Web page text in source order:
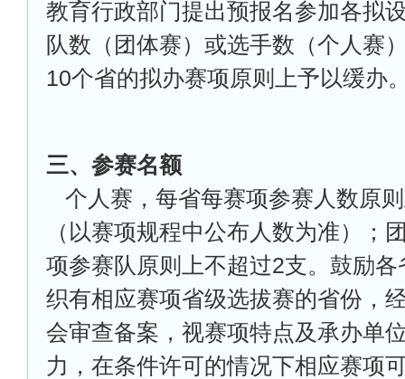
教育行政部门提出预报名参加各拟
队数（团体赛）或选手数（个人赛
10个省的拟办赛项原则上予以缓办
三、参赛名额
个人赛，每省每赛项参赛人数原
（以赛项规程中公布人数为准）；
项参赛队原则上不超过2支。鼓励
织有相应赛项省级选拔赛的省份，
会审查备案，视赛项特点及承办单
力，在条件许可的情况下相应赛项